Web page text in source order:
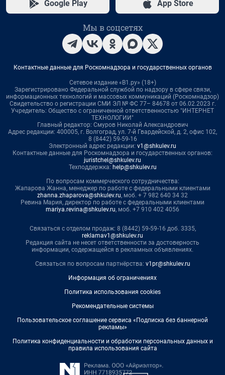
Google Play App Store
Мы в соцсетях
Контактные данные для Роскомнадзора и государственных органов
Сетевое издание «В1.ру» (18+)
Зарегистрировано Федеральной службой по надзору в сфере связи,
информационных технологий и массовых коммуникаций (Роскомнадзор)
Свидетельство о регистрации СМИ ЭЛ № ФС 77– 84678 от 06.02.2023 г.
Учредитель: Общество с ограниченной ответственностью "ИНТЕРНЕТ
ТЕХНОЛОГИИ"
Главный редактор: Смуров Николай Александрович
Адрес редакции: 400005, г. Волгоград, ул. 7-й Гвардейской, д. 2, офис 102,
8 (8442) 59-59-16
Электронный адрес редакции: v1@shkulev.ru
Контактные данные для Роскомнадзора и государственных органов:
juristchel@shkulev.ru
Техподдержка: help@shkulev.ru
По вопросам коммерческого сотрудничества:
Жапарова Жанна, менеджер по работе с федеральными клиентами
zhanna.zhaparova@shkulev.ru, моб. + 7 982 640 34 32
Ревина Мария, директор по работе с федеральными клиентами
mariya.revina@shkulev.ru, моб. +7 910 402 4056
Связаться с отделом продаж: 8 (8442) 59-59-16 доб. 3335,
reklamav1@shkulev.ru
Редакция сайта не несет ответственности за достоверность
информации, содержащейся в рекламных объявлениях.
Связаться по вопросам партнёрства: v1pr@shkulev.ru
Информация об ограничениях
Политика использования cookies
Рекомендательные системы
Пользовательское соглашение сервиса «Подписка без баннерной
рекламы»
Политика конфиденциальности и обработки персональных данных и
правила использования сайта